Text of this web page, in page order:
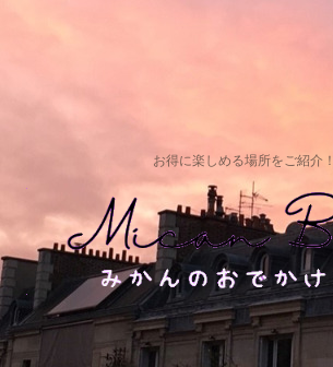
お得に楽しめる場所をご紹介！